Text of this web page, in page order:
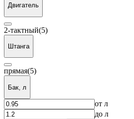
Двигатель
2-тактный(5)
Штанга
прямая(5)
Бак, л
от л
до л